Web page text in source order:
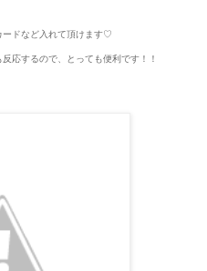
ードなど入れて頂けます♡
応するので、とっても便利です！！